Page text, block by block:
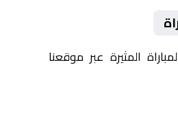
المثيرة عبر موقعنا